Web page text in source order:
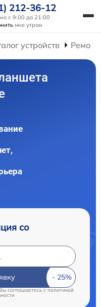
212-36-12
с 9:00 до 21:00
мне утром
устройств
со
соглашаетесь c политикой